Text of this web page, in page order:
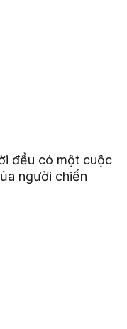
đều có một cuộc
người chiến